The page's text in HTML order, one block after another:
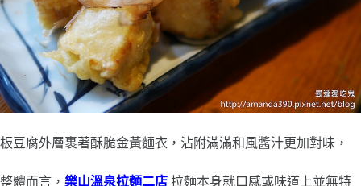
板豆腐外層裹著酥脆金黃麵衣，沾附滿滿和風醬汁更加對味，
整體而言， 樂山溫泉拉麵二店 拉麵本身就口感或味道上並無特